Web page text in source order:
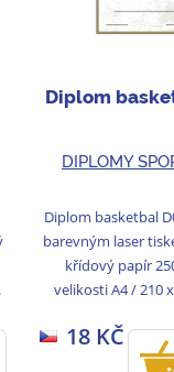
Diplom
DIPLOMY
Diplom basketbal
barevným laser
křídový papír
velikosti A4 / 210
18 KČ